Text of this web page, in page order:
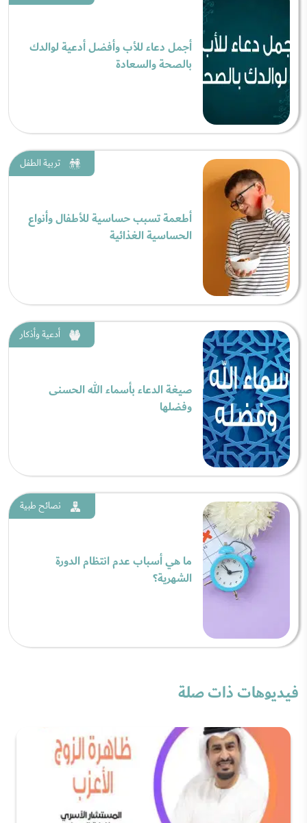
أجمل دعاء للأب وأفضل أدعية لوالدك
بالصحة والسعادة
تربية الطفل
أطعمة تسبب حساسية للأطفال وأنواع
الحساسية الغذائية
أدعية وأذكار
صيغة الدعاء بأسماء الله الحسنى
وفضلها
نصائح طبية
ما هي أسباب عدم انتظام الدورة
الشهرية؟
فيديوهات ذات صلة